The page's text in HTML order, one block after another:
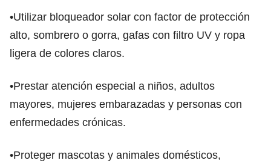
•Utilizar bloqueador solar con factor de protección
alto, sombrero o gorra, gafas con filtro UV y ropa
ligera de colores claros.
•Prestar atención especial a niños, adultos
mayores, mujeres embarazadas y personas con
enfermedades crónicas.
•Proteger mascotas y animales domésticos,